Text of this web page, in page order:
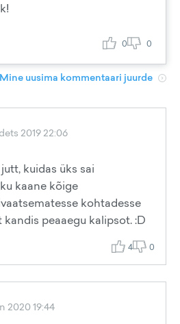
0 0
Mine uusima kommentaari juurde
2019 22:06
kuidas üks sai
kaane kõige
kohtadesse
peaaegu kalipsot. :D
4 0
2020 19:44